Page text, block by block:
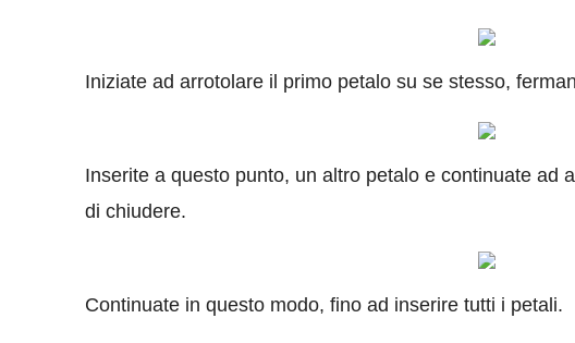
Iniziate ad arrotolare il primo petalo su se stesso,
Inserite a questo punto, un altro petalo e continuate ad
di chiudere.
Continuate in questo modo, fino ad inserire tutti i petali.